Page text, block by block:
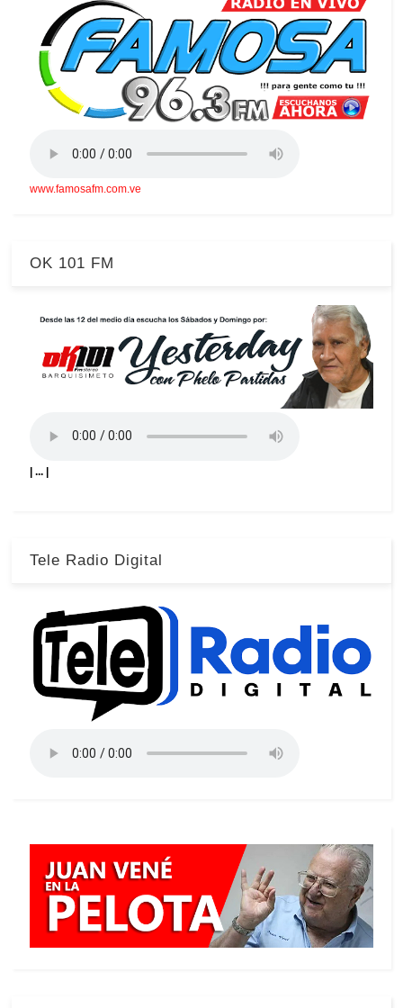
www.famosafm.com.ve
OK 101 FM
| ... |
Tele Radio Digital